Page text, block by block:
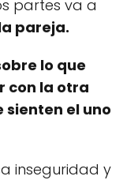
partes va a
pareja.
lo que
con la otra
sienten el uno
inseguridad y